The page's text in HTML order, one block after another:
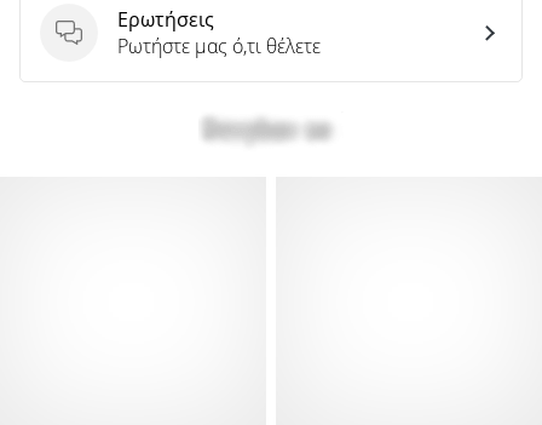
Ερωτήσεις
Ερωτήσεις
Ρωτήστε μας ό,τι θέλετε